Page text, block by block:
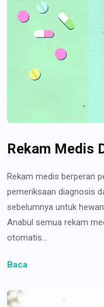
Rekam Medis
Rekam medis berperan
pemeriksaan diagnosis
sebelumnya untuk
Anabul semua rekam
otomatis...
Baca